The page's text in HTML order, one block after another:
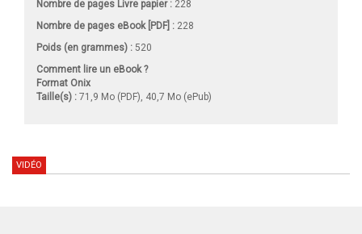
Nombre de pages Livre papier: 228
Nombre de pages eBook [PDF] : 228
Poids (en grammes) : 520
Comment lire un eBook ?
Format Onix
Taille(s) : 71,9 Mo (PDF), 40,7 Mo (ePub)
VIDÉO